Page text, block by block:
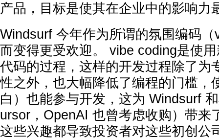
产品，目标是使其在企业中的影响力
Windsurf 今年作为所谓的氛围编码
而变得更受欢迎。 vibe coding是使
代码的过程，这样的开发过程除了为
性之外，也大幅降低了编程的门槛，
白）也能参与开发，这为 Windsurf
ursor，OpenAI 也曾考虑收购）带来
这些兴趣都导致投资者对这些初创公